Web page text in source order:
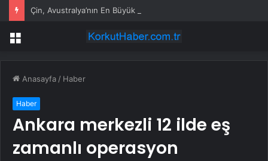
Çin, Avustralya’nın En Büyük Araç Tedarikçisi Oldu
Menü
Anasayfa / Haber
Haber
Ankara merkezli 12 ilde eş
zamanlı operasyon